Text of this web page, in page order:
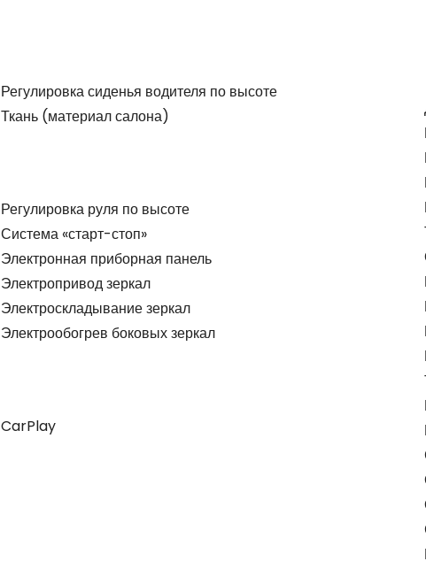
Регулировка сиденья водителя по высоте
Ткань (материал салона)
Регулировка руля по высоте
Система «старт-стоп»
Электронная приборная панель
Электропривод зеркал
Электроскладывание зеркал
Электрообогрев боковых зеркал
CarPlay